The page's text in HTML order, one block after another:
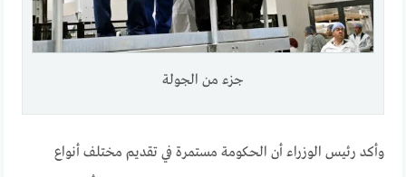
جزء من الجولة
وأكد رئيس الوزراء أن الحكومة مستمرة في تقديم مختلف أنواع